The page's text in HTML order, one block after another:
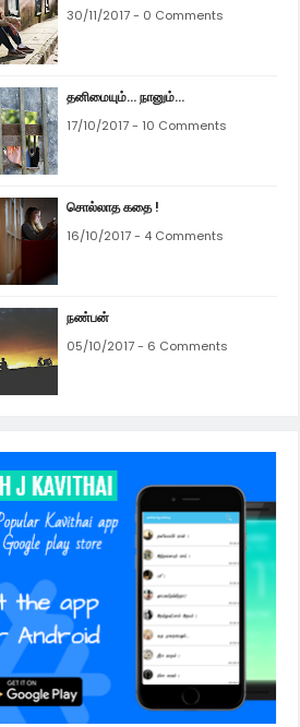
30/11/2017 - 0 Comments
தனிமையும்... நானும்...
17/10/2017 - 10 Comments
சொல்லாத கதை !
16/10/2017 - 4 Comments
நண்பன்
05/10/2017 - 6 Comments